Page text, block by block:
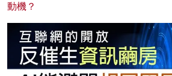
動機？